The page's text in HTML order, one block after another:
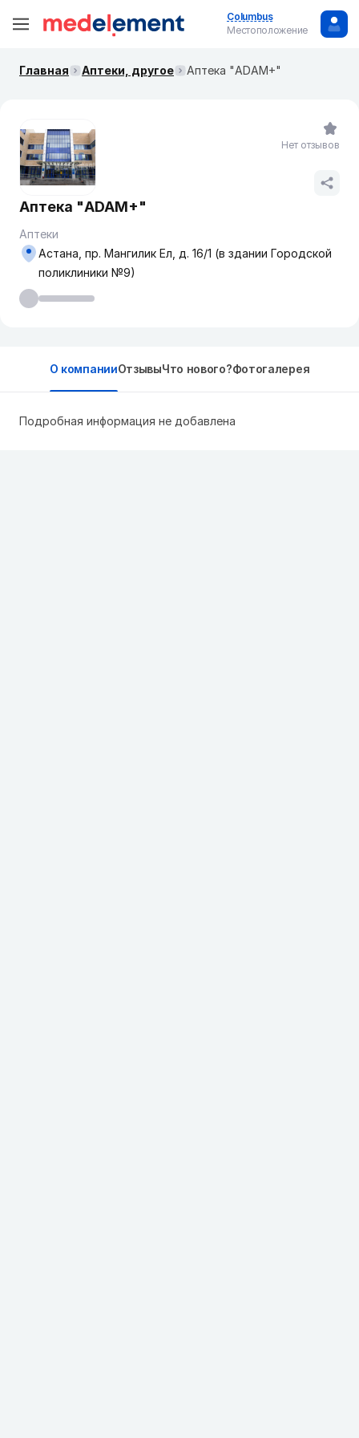
Columbus
Местоположение
Главная Аптеки, другое Аптека "ADAM+"
Аптека "ADAM+"
Аптеки
Астана, пр. Мангилик Ел, д. 16/1 (в здании Городской
поликлиники №9)
Нет отзывов
О компанииОтзывыЧто нового?Фотогалерея
Подробная информация не добавлена